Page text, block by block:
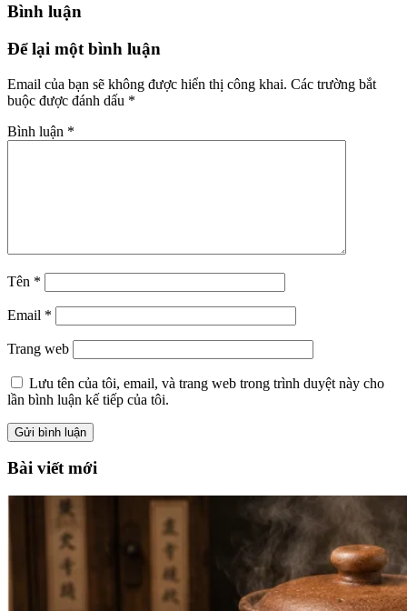
Bình luận
Để lại một bình luận
Email của bạn sẽ không được hiển thị công khai. Các trường bắt
buộc được đánh dấu *
Bình luận *
Tên *
Email *
Trang web
Lưu tên của tôi, email, và trang web trong trình duyệt này cho
lần bình luận kế tiếp của tôi.
Bài viết mới